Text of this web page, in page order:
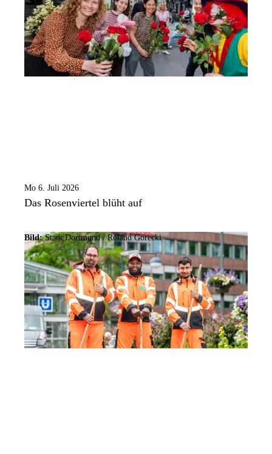
Mo 6. Juli 2026
Das Rosenviertel blüht auf
Bild:Stadt Dortmund / Roland Gorecki